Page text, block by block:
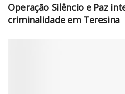
Operação Silêncio e Paz
criminalidade em Teresina